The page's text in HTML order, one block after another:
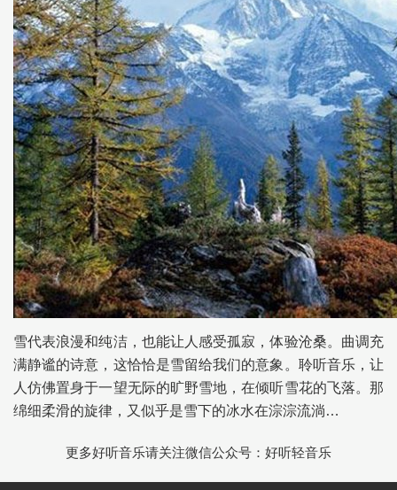
雪代表浪漫和纯洁，也能让人感受孤寂，体验沧桑。曲调充
满静谧的诗意，这恰恰是雪留给我们的意象。聆听音乐，让
人仿佛置身于一望无际的旷野雪地，在倾听雪花的飞落。那
绵细柔滑的旋律，又似乎是雪下的冰水在淙淙流淌…
更多好听音乐请关注微信公众号：好听轻音乐